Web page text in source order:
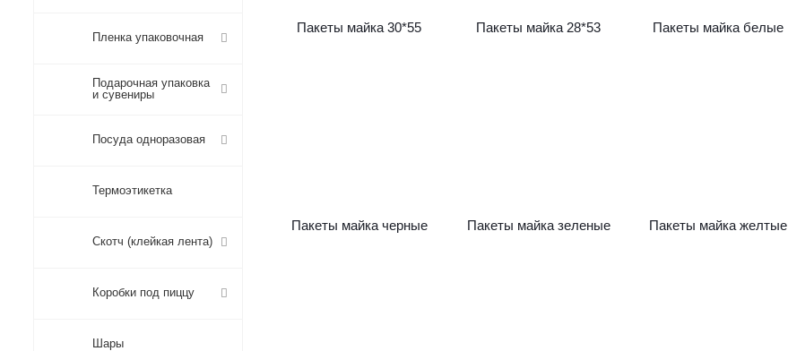
Пакеты майка 30*55 Пакеты майка 28*53 Пакеты майка белые
Пакеты майка черные Пакеты майка зеленые Пакеты майка желтые
Пленка упаковочная
Подарочная упаковка
и сувениры
Посуда одноразовая
Термоэтикетка
Скотч (клейкая лента)
Коробки под пиццу
Шары